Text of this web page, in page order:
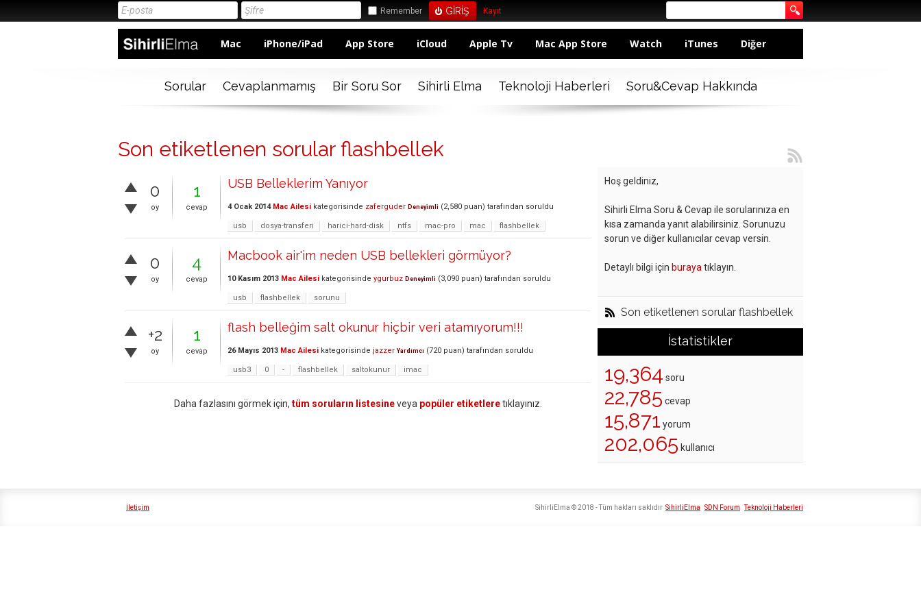
Remember Kayıt
Mac iPhone/iPad App Store iCloud Apple Tv Mac App Store Watch iTunes Diğer
Sorular Cevaplanmamış Bir Soru Sor Sihirli Elma Teknoloji Haberleri Soru&Cevap Hakkında
Son etiketlenen sorular flashbellek
0
oy
1
cevap
USB Belleklerim Yanıyor
4 Ocak 2014 Mac Ailesi kategorisinde zaferguder Deneyimli (2,580 puan) tarafından soruldu
usb dosya-transferi harici-hard-disk ntfs mac-pro mac flashbellek
0
oy
4
cevap
Macbook air'im neden USB bellekleri görmüyor?
10 Kasım 2013 Mac Ailesi kategorisinde ygurbuz Deneyimli (3,090 puan) tarafından soruldu
usb flashbellek sorunu
+2
oy
1
cevap
flash belleğim salt okunur hiçbir veri atamıyorum!!!
26 Mayıs 2013 Mac Ailesi kategorisinde jazzer Yardımcı (720 puan) tarafından soruldu
usb3 0 - flashbellek saltokunur imac
Daha fazlasını görmek için, tüm soruların listesineveya popüler etiketleretıklayınız.
Hoş geldiniz,
Sihirli Elma Soru & Cevap ile sorularınıza en
kısa zamanda yanıt alabilirsiniz. Sorunuzu
sorun ve diğer kullanıcılar cevap versin.
Detaylı bilgi için buraya tıklayın.
Son etiketlenen sorular flashbellek
İstatistikler
19,364 soru
22,785 cevap
15,871 yorum
202,065 kullanıcı
İletişim SihirliElma SDN Forum Teknoloji Haberleri
SihirliElma © 2018 - Tüm hakları saklıdır